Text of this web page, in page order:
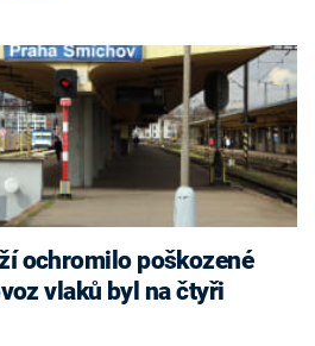
ochromilo poškozené
vlaků byl na čtyři